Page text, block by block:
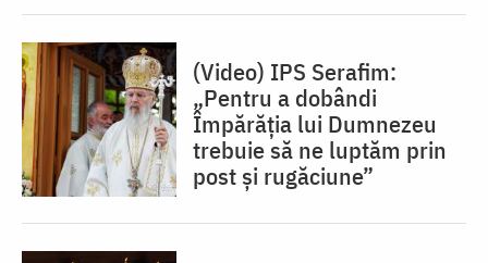
(Video) IPS Serafim:
„Pentru a dobândi
Împărăția lui Dumnezeu
trebuie să ne luptăm prin
post și rugăciune”